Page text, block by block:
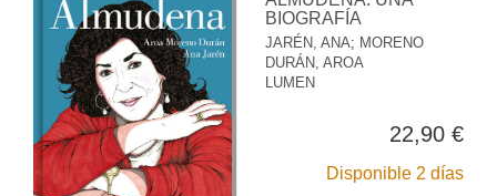
BIOGRAFÍA
JARÉN, ANA; MORENO
DURÁN, AROA
LUMEN
22,90 €
Disponible 2 días